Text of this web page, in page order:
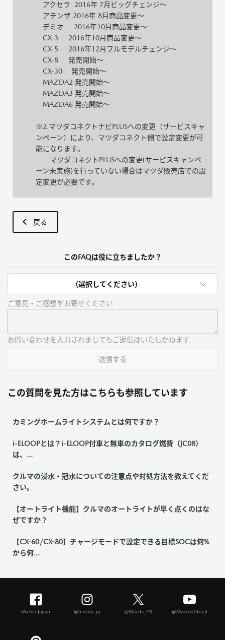
アクセラ 2016年 7月ビッグチェンジ～
アテンザ 2016年 8月商品変更～
デミオ 2016年10月商品変更～
CX-3 2016年10月商品変更～
CX-5 2016年12月フルモデルチェンジ～
CX-8 発売開始～
CX-30 発売開始～
MAZDA2 発売開始～
MAZDA3 発売開始～
MAZDA6 発売開始～
※2.マツダコネクトナビPLUSへの変更（サービスキャ
ンペーン）により、マツダコネクト側で設定変更が可
能になります。
マツダコネクトPLUSへの変更(サービスキャンペ
ーン未実施)を行っていない場合はマツダ販売店での設
定変更が必要です。
戻る
このFAQは役に立ちましたか？
(選択してください)
ご意見・ご感想をお寄せください
お問い合わせを入力されましてもご返信はいたしかねます
送信する
この質問を見た方はこちらも参照しています
カミングホームライトシステムとは何ですか？
i-ELOOPとは？i-ELOOP付車と無車のカタログ燃費（JC08）
は、...
クルマの浸水・冠水についての注意点や対処方法を教えてくだ
さい。
【オートライト機能】クルマのオートライトが早く点くのはな
ぜですか？
【CX-60/CX-80】チャージモードで設定できる目標SOCは何%
から何...
Mazda Japan @mazda_jp @Mazda_PR @MazdaOfficial